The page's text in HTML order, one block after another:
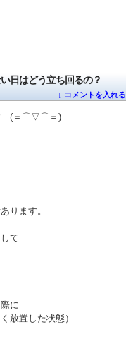
日はどう立ち回るの？
↓ コメントを入れる
す (＝⌒▽⌒＝)
ります。
て
に
放置した状態）